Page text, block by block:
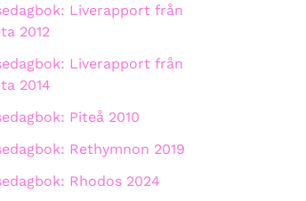
Liverapport från
2012
Liverapport från
2014
Piteå 2010
Rethymnon 2019
Rhodos 2024